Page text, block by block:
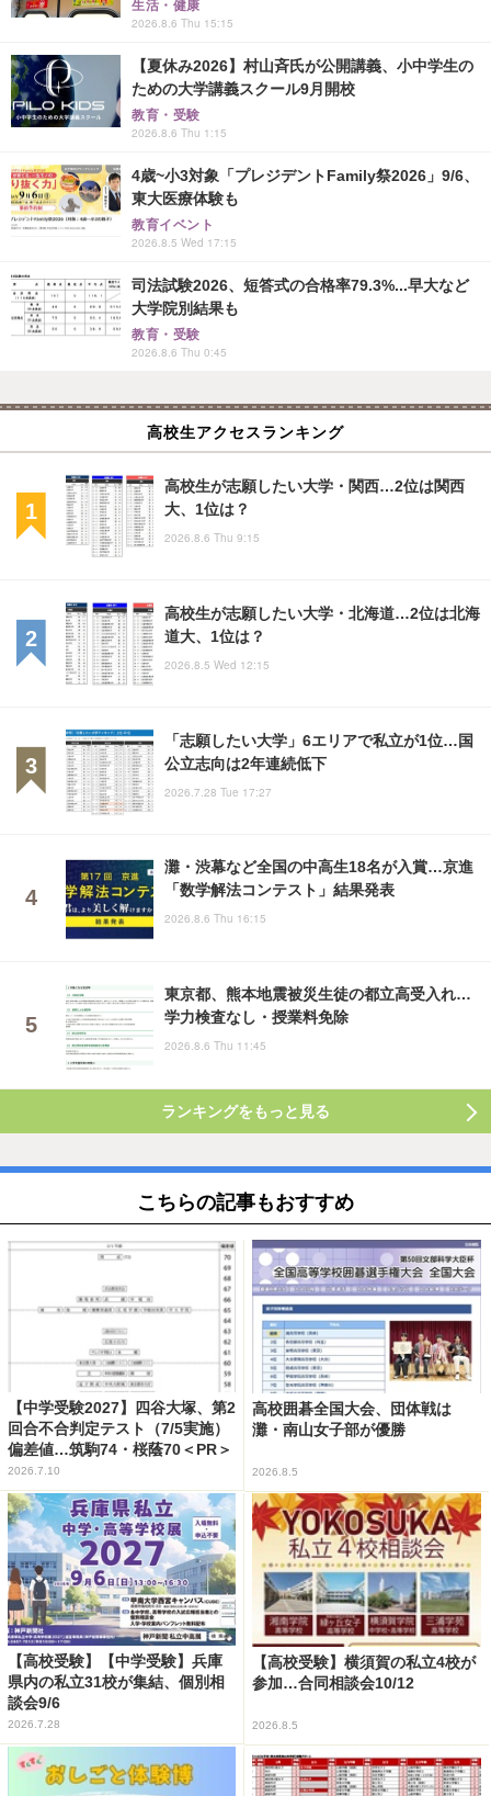
生活・健康
2026.8.6 Thu 15:15
【夏休み2026】村山斉氏が公開講義、小中学生の
ための大学講義スクール9月開校
教育・受験
2026.8.6 Thu 1:15
4歳~小3対象「プレジデントFamily祭2026」9/6、
東大医療体験も
教育イベント
2026.8.5 Wed 17:15
司法試験2026、短答式の合格率79.3%...早大など
大学院別結果も
教育・受験
2026.8.6 Thu 0:45
高校生アクセスランキング
高校生が志願したい大学・関西…2位は関西
大、1位は？
2026.8.6 Thu 9:15
高校生が志願したい大学・北海道…2位は北海
道大、1位は？
2026.8.5 Wed 12:15
「志願したい大学」6エリアで私立が1位…国
公立志向は2年連続低下
2026.7.28 Tue 17:27
灘・渋幕など全国の中高生18名が入賞…京進
「数学解法コンテスト」結果発表
2026.8.6 Thu 16:15
東京都、熊本地震被災生徒の都立高受入れ…
学力検査なし・授業料免除
2026.8.6 Thu 11:45
ランキングをもっと見る
こちらの記事もおすすめ
【中学受験2027】四谷大塚、第2
回合不合判定テスト（7/5実施）
偏差値…筑駒74・桜蔭70＜PR＞
2026.7.10
高校囲碁全国大会、団体戦は
灘・南山女子部が優勝
2026.8.5
【高校受験】【中学受験】兵庫
県内の私立31校が集結、個別相
談会9/6
2026.7.28
【高校受験】横須賀の私立4校が
参加…合同相談会10/12
2026.8.5